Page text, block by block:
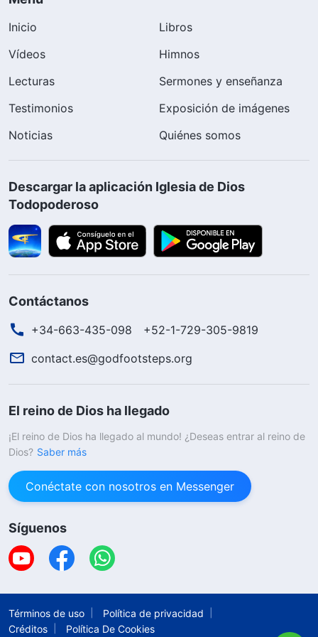
Inicio
Libros
Vídeos
Himnos
Lecturas
Sermones y enseñanza
Testimonios
Exposición de imágenes
Noticias
Quiénes somos
Descargar la aplicación Iglesia de Dios
Todopoderoso
Contáctanos
+34-663-435-098
+52-1-729-305-9819
contact.es@godfootsteps.org
El reino de Dios ha llegado
¡El reino de Dios ha llegado al mundo! ¿Deseas entrar al reino de
Dios? Saber más
Conéctate con nosotros en Messenger
Síguenos
Términos de uso
Política de privacidad
Créditos
Política De Cookies